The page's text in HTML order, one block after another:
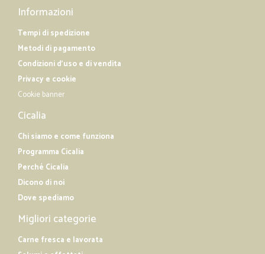
Informazioni
Tempi di spedizione
Metodi di pagamento
Condizioni d'uso e di vendita
Privacy e cookie
Cookie banner
Cicalia
Chi siamo e come funziona
Programma Cicalia
Perché Cicalia
Dicono di noi
Dove spediamo
Migliori categorie
Carne fresca e lavorata